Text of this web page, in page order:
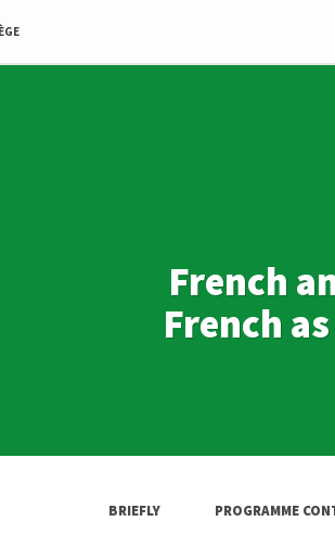
French
French
BRIEFLY PROGRAMME